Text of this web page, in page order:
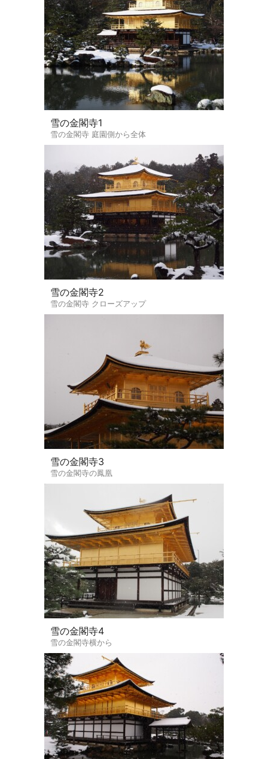
雪の金閣寺1
雪の金閣寺 庭園側から全体
雪の金閣寺2
雪の金閣寺 クローズアップ
雪の金閣寺3
雪の金閣寺の鳳凰
雪の金閣寺4
雪の金閣寺横から